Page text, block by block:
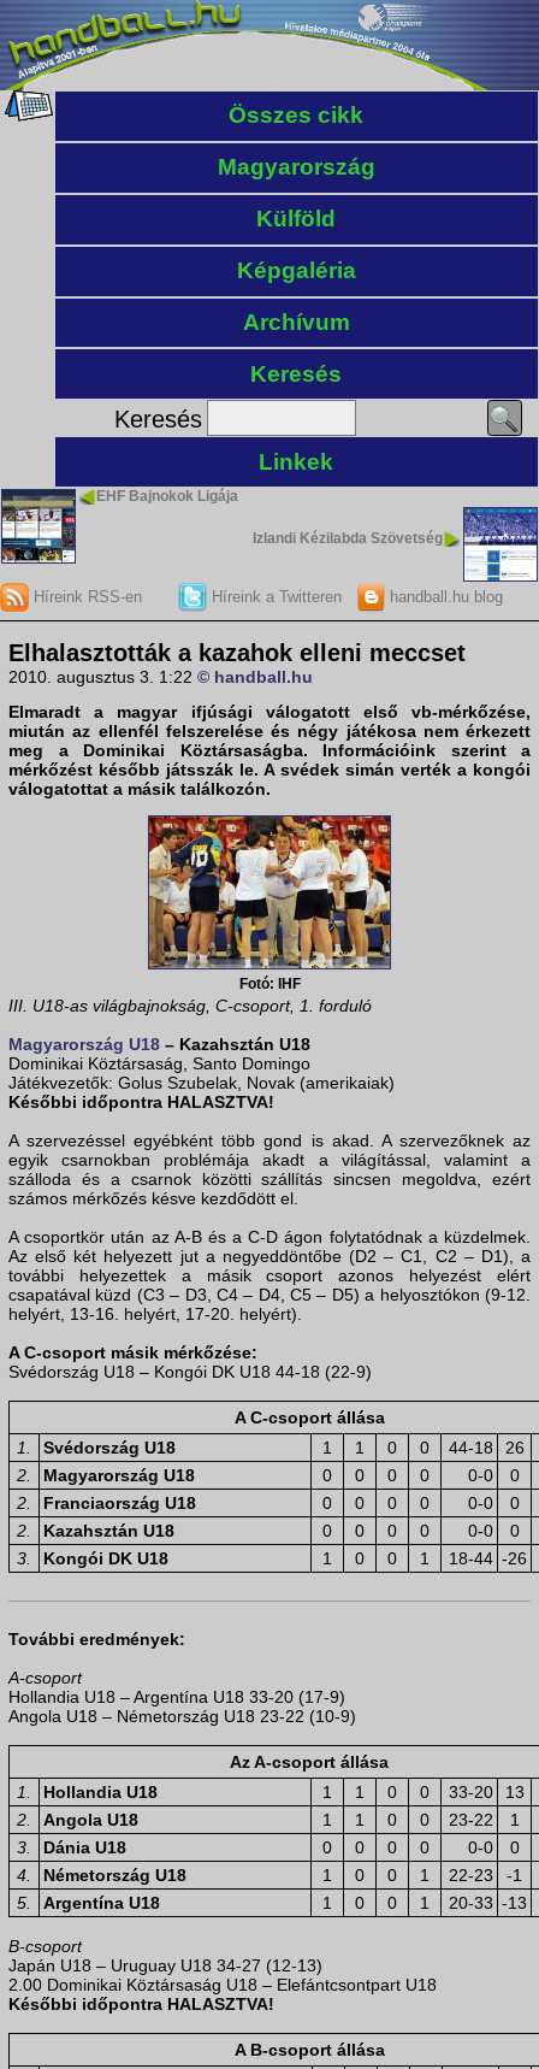
Összes cikk
Magyarország
Külföld
Képgaléria
Archívum
Keresés
Keresés
Linkek
EHF Bajnokok Ligája
Izlandi Kézilabda Szövetség
Híreink RSS-en Híreink a Twitteren handball.hu blog
Elhalasztották a kazahok elleni meccset
2010. augusztus 3. 1:22 © handball.hu
Elmaradt a magyar ifjúsági válogatottelső vb-mérkőzése,
miután az ellenfél felszerelése és négy játékosa nem érkezett
meg a Dominikai Köztársaságba. Információink szerint a
mérkőzést később játsszák le. A svédek simán verték a kongói
válogatottat a másik találkozón.
Fotó: IHF
III. U18-as világbajnokság, C-csoport, 1. forduló
Magyarország U18 – Kazahsztán U18
Dominikai Köztársaság, Santo Domingo
Játékvezetők: Golus Szubelak, Novak (amerikaiak)
Későbbi időpontra HALASZTVA!
A szervezéssel egyébként több gond is akad. A szervezőknek az
egyik csarnokban problémája akadt a világítással, valamint a
szálloda és a csarnok közötti szállítás sincsen megoldva, ezért
számos mérkőzés késve kezdődött el.
A csoportkör után az A-B és a C-D ágon folytatódnak a küzdelmek.
Az első két helyezett jut a negyeddöntőbe (D2 – C1, C2 – D1), a
további helyezettek a másik csoport azonos helyezést elért
csapatával küzd (C3 – D3, C4 – D4, C5 – D5) a helyosztókon (9-12.
helyért, 13-16. helyért, 17-20. helyért).
A C-csoport másik mérkőzése:
Svédország U18 – Kongói DK U18 44-18 (22-9)
A C-csoport állása
1.
Svédország U18 1 1 0 0 44-18
26
2.
Magyarország U18 0 0 0 0 0-0
0
2.
Franciaország U18 0 0 0 0 0-0
0
2.
Kazahsztán U18 0 0 0 0 0-0
0
3.
Kongói DK U18 1 0 0 1 18-44 -26
További eredmények:
A-csoport
Hollandia U18 – Argentína U18 33-20 (17-9)
Angola U18 – Németország U18 23-22 (10-9)
Az A-csoport állása
1.
Hollandia U18 1 1 0 0 33-20
13
2.
Angola U18 1 1 0 0 23-22
1
3.
Dánia U18 0 0 0 0 0-0
0
4.
Németország U18 1 0 0 1 22-23
-1
5.
Argentína U18 1 0 0 1 20-33 -13
B-csoport
Japán U18 – Uruguay U18 34-27 (12-13)
2.00 Dominikai Köztársaság U18 – Elefántcsontpart U18
Későbbi időpontra HALASZTVA!
A B-csoport állása